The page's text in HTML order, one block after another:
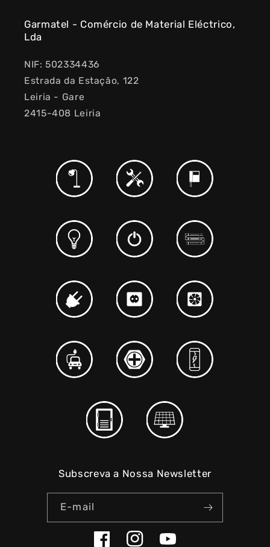
Garmatel - Comércio de Material Eléctrico,
Lda
NIF: 502334436
Estrada da Estação, 122
Leiria - Gare
2415-408 Leiria
Subscreva a Nossa Newsletter
E-mail